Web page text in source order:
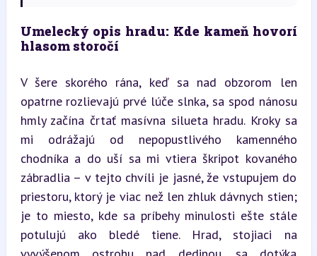
Umelecký opis hradu: Kde kameň hovorí
hlasom storočí
V šere skorého rána, keď sa nad obzorom len
opatrne rozlievajú prvé lúče slnka, sa spod nánosu
hmly začína črtať masívna silueta hradu. Kroky sa
mi odrážajú od nepopustlivého kamenného
chodníka a do uší sa mi vtiera škripot kovaného
zábradlia – v tejto chvíli je jasné, že vstupujem do
priestoru, ktorý je viac než len zhluk dávnych stien;
je to miesto, kde sa príbehy minulosti ešte stále
potulujú ako bledé tiene. Hrad, stojiaci na